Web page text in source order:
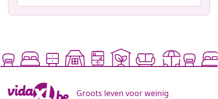
Groots leven voor weinig